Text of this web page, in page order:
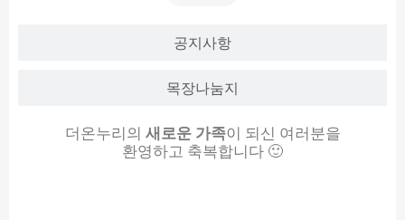
공지사항
목장나눔지
더온누리의 새로운 가족이 되신 여러분을
환영하고 축복합니다 🙂